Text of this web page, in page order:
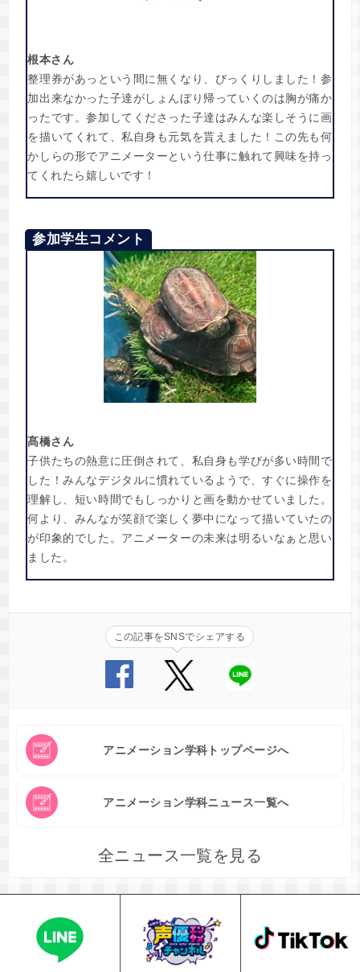
根本さん
整理券があっという間に無くなり、びっくりしました！参
加出来なかった子達がしょんぼり帰っていくのは胸が痛か
ったです。参加してくださった子達はみんな楽しそうに画
を描いてくれて、私自身も元気を貰えました！この先も何
かしらの形でアニメーターという仕事に触れて興味を持っ
てくれたら嬉しいです！
参加学生コメント
髙橋さん
子供たちの熱意に圧倒されて、私自身も学びが多い時間で
した！みんなデジタルに慣れているようで、すぐに操作を
理解し、短い時間でもしっかりと画を動かせていました。
何より、みんなが笑顔で楽しく夢中になって描いていたの
が印象的でした。アニメーターの未来は明るいなぁと思い
ました。
この記事をSNSでシェアする
アニメーション学科トップページへ
アニメーション学科ニュース一覧へ
全ニュース一覧を見る